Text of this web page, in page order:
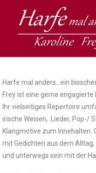
Harfe mal anders…ein
Frey ist eine gerne
Ihr vielseitiges Repertoire
irische Weisen, Lieder, Pop-/
Klangmotive zum
mit Gedichten aus dem
und unterwegs sein mit der